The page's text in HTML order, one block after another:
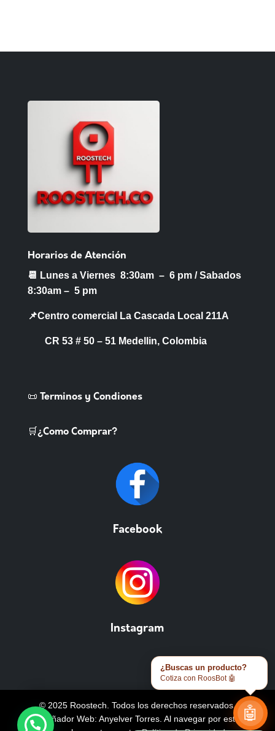
Horarios de Atención
📆 Lunes a Viernes 8:30am – 6 pm /Sabados
8:30am – 5 pm
📌Centro comercial La Cascada Local 211A
CR 53 # 50 – 51 Medellin, Colombia
📜 Terminos y Condiones
🛒¿Como Comprar?
Facebook
Instagram
© 2025 Roostech. Todos los derechos reservados.
Diseñador Web: Anyelver Torres . Al navegar por este
¿Buscas un producto?
Cotiza con RoosBot 🤖
🤖